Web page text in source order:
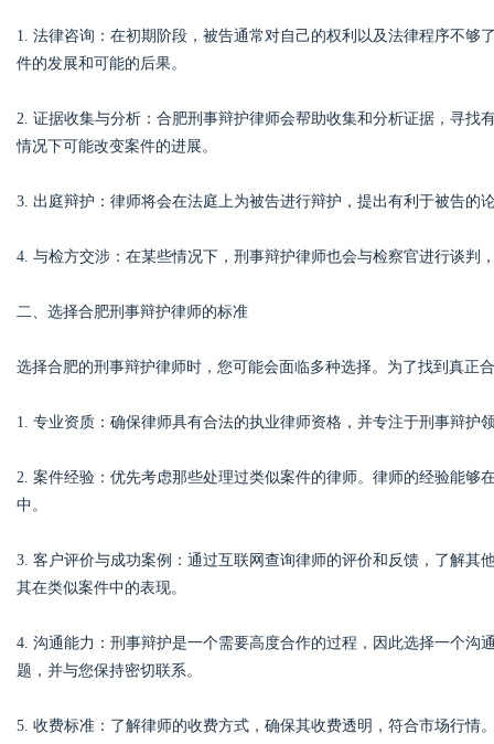
ar
1. 法律咨询：在初期阶段，被告通常对自己的权利以及法律程序不
件的发展和可能的后果。
2. 证据收集与分析：合肥刑事辩护律师会帮助收集和分析证据，寻
情况下可能改变案件的进展。
3. 出庭辩护：律师将会在法庭上为被告进行辩护，提出有利于被告的
4. 与检方交涉：在某些情况下，刑事辩护律师也会与检察官进行谈判
二、选择合肥刑事辩护律师的标准
选择合肥的刑事辩护律师时，您可能会面临多种选择。为了找到真正
1. 专业资质：确保律师具有合法的执业律师资格，并专注于刑事辩护
2. 案件经验：优先考虑那些处理过类似案件的律师。律师的经验能够
中。
3. 客户评价与成功案例：通过互联网查询律师的评价和反馈，了解
其在类似案件中的表现。
4. 沟通能力：刑事辩护是一个需要高度合作的过程，因此选择一个沟
题，并与您保持密切联系。
5. 收费标准：了解律师的收费方式，确保其收费透明，符合市场行